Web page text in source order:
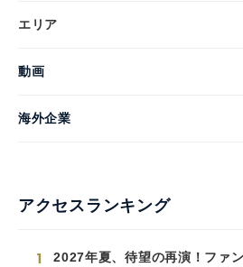
エリア
動画
海外企業
アクセスランキング
1
2027年夏、待望の再演！ファ